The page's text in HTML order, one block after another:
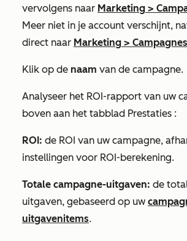
vervolgens naar Marketing >
Meer niet in je account verschijnt,
direct naar Marketing > Campagnes
Klik op de naam van de campagne.
Analyseer het ROI-rapport van uw
boven aan het tabblad Prestaties :
ROI: de ROI van uw campagne,
instellingen voor ROI-berekening.
Totale campagne-uitgaven: de
uitgaven, gebaseerd op uw
uitgavenitems.